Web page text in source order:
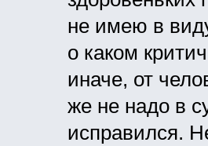
не имею в
о каком
иначе, от
же не надо в
исправился.